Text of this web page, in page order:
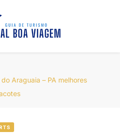
Araguaia – PA melhores